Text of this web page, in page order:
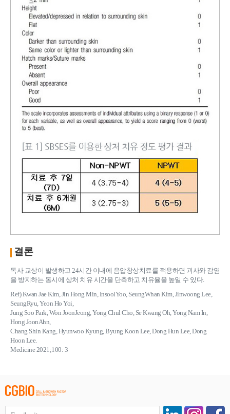
결론
독사 교상이 발생하고 24시간 이내에 음압창상치료를 적용하면 괴사와 감염
을 방지하는 동시에 상처 치유 시간을 단축하고 치유율을 높일 수 있다.
Ref) Kwan Jae Kim, Jin Hong Min, InsoolYoo, SeungWhan Kim, Jinwoong Lee,
SeungRyu, Yeon Ho Yoi,
Jung Soo Park, Won JoonJeong, Yong Chul Cho, Se Kwang Oh, Yong Nam In,
Hong JoonAhn,
Chang Shin Kang, Hyunwoo Kyung, Byung Koon Lee, Dong Hun Lee, Dong
Hoon Lee.
Medicine 2021;100: 3